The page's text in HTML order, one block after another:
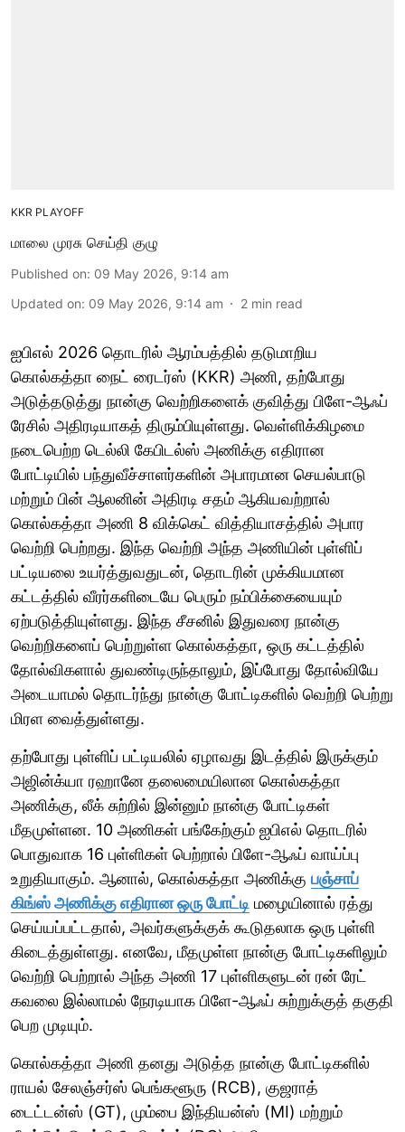
KKR PLAYOFF
மாலை முரசு செய்தி குழு
Published on: 09 May 2026, 9:14 am
Updated on: 09 May 2026, 9:14 am 2 min read
ஐபிஎல் 2026 தொடரில் ஆரம்பத்தில் தடுமாறிய
கொல்கத்தா நைட் ரைடர்ஸ் (KKR) அணி, தற்போது
அடுத்தடுத்து நான்கு வெற்றிகளைக் குவித்து பிளே-ஆஃப்
ரேசில் அதிரடியாகத் திரும்பியுள்ளது. வெள்ளிக்கிழமை
நடைபெற்ற டெல்லி கேபிடல்ஸ் அணிக்கு எதிரான
போட்டியில் பந்துவீச்சாளர்களின் அபாரமான செயல்பாடு
மற்றும் பின் ஆலனின் அதிரடி சதம் ஆகியவற்றால்
கொல்கத்தா அணி 8 விக்கெட் வித்தியாசத்தில் அபார
வெற்றி பெற்றது. இந்த வெற்றி அந்த அணியின் புள்ளிப்
பட்டியலை உயர்த்துவதுடன், தொடரின் முக்கியமான
கட்டத்தில் வீரர்களிடையே பெரும் நம்பிக்கையையும்
ஏற்படுத்தியுள்ளது. இந்த சீசனில் இதுவரை நான்கு
வெற்றிகளைப் பெற்றுள்ள கொல்கத்தா, ஒரு கட்டத்தில்
தோல்விகளால் துவண்டிருந்தாலும், இப்போது தோல்வியே
அடையாமல் தொடர்ந்து நான்கு போட்டிகளில் வெற்றி பெற்று
மிரள வைத்துள்ளது.
தற்போது புள்ளிப் பட்டியலில் ஏழாவது இடத்தில் இருக்கும்
அஜின்க்யா ரஹானே தலைமையிலான கொல்கத்தா
அணிக்கு, லீக் சுற்றில் இன்னும் நான்கு போட்டிகள்
மீதமுள்ளன. 10 அணிகள் பங்கேற்கும் ஐபிஎல் தொடரில்
பொதுவாக 16 புள்ளிகள் பெற்றால் பிளே-ஆஃப் வாய்ப்பு
உறுதியாகும். ஆனால், கொல்கத்தா அணிக்கு பஞ்சாப்
கிங்ஸ் அணிக்கு எதிரான ஒரு போட்டி மழையினால் ரத்து
செய்யப்பட்டதால், அவர்களுக்குக் கூடுதலாக ஒரு புள்ளி
கிடைத்துள்ளது. எனவே, மீதமுள்ள நான்கு போட்டிகளிலும்
வெற்றி பெற்றால் அந்த அணி 17 புள்ளிகளுடன் ரன் ரேட்
கவலை இல்லாமல் நேரடியாக பிளே-ஆஃப் சுற்றுக்குத் தகுதி
பெற முடியும்.
கொல்கத்தா அணி தனது அடுத்த நான்கு போட்டிகளில்
ராயல் சேலஞ்சர்ஸ் பெங்களூரு (RCB), குஜராத்
டைட்டன்ஸ் (GT), மும்பை இந்தியன்ஸ் (MI) மற்றும்